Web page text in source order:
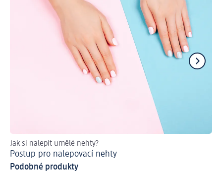
Jak si nalepit umělé nehty?
Postup pro nalepovací nehty
Podobné produkty